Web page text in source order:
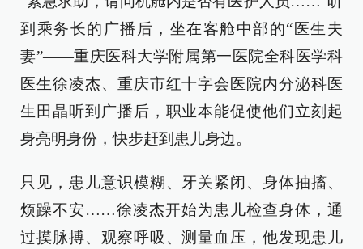
到乘务长的广播后，坐在客舱中部的“医生夫
妻”——重庆医科大学附属第一医院全科医学科
医生徐凌杰、重庆市红十字会医院内分泌科医
生田晶听到广播后，职业本能促使他们立刻起
身亮明身份，快步赶到患儿身边。
只见，患儿意识模糊、牙关紧闭、身体抽搐、
烦躁不安……徐凌杰开始为患儿检查身体，通
过摸脉搏、观察呼吸、测量血压，他发现患儿